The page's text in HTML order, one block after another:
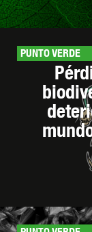
PUNTO VERDE